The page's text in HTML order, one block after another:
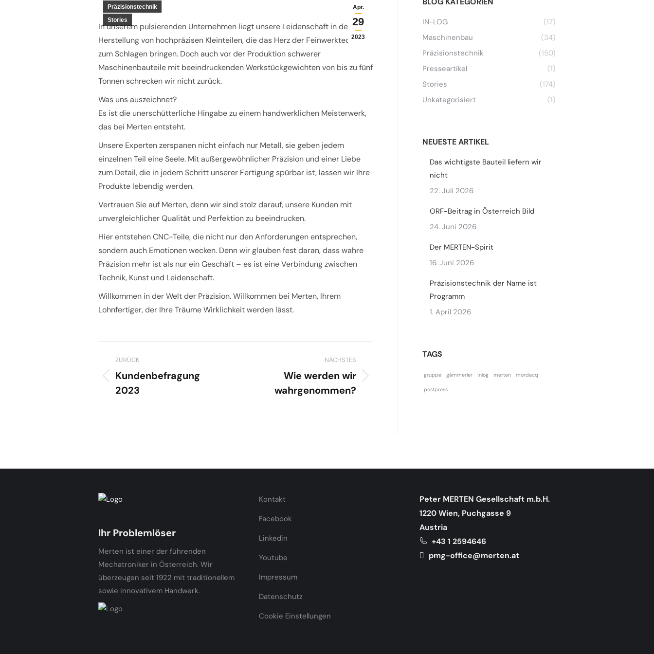
Apr.
29
2023
Präzisionstechnik
Stories
In unserem pulsierenden Unternehmen liegt unsere Leidenschaft in der
Herstellung von hochpräzisen Kleinteilen, die das Herz der Feinwerktechnik
zum Schlagen bringen. Doch auch vor der Produktion schwerer
Maschinenbauteile mit beeindruckenden Werkstückgewichten von bis zu fünf
Tonnen schrecken wir nicht zurück.
Was uns auszeichnet?
Es ist die unerschütterliche Hingabe zu einem handwerklichen Meisterwerk,
das bei Merten entsteht.
Unsere Experten zerspanen nicht einfach nur Metall, sie geben jedem
einzelnen Teil eine Seele. Mit außergewöhnlicher Präzision und einer Liebe
zum Detail, die in jedem Schritt unserer Fertigung spürbar ist, lassen wir Ihre
Produkte lebendig werden.
Vertrauen Sie auf Merten, denn wir sind stolz darauf, unsere Kunden mit
unvergleichlicher Qualität und Perfektion zu beeindrucken.
Hier entstehen CNC-Teile, die nicht nur den Anforderungen entsprechen,
sondern auch Emotionen wecken. Denn wir glauben fest daran, dass wahre
Präzision mehr ist als nur ein Geschäft – es ist eine Verbindung zwischen
Technik, Kunst und Leidenschaft.
Willkommen in der Welt der Präzision. Willkommen bei Merten, Ihrem
Lohnfertiger, der Ihre Träume Wirklichkeit werden lässt.
Kommentarnavigation
ZURÜCK
Vorheriger
Beitrag:
Kundenbefragung
2023
NÄCHSTES
Beitrag:
Wie werden wir
wahrgenommen?
IN-LOG
(17)
Maschinenbau
(34)
Präzisionstechnik
(150)
Presseartikel
(1)
Stories
(174)
Unkategorisiert
(1)
NEUESTE ARTIKEL
Das wichtigste Bauteil liefern wir
nicht
22. Juli 2026
ORF-Beitrag in Österreich Bild
24. Juni 2026
Der MERTEN-Spirit
16. Juni 2026
Präzisionstechnik der Name ist
Programm
1. April 2026
TAGS
gruppe gämmerler inlog merten mordacq
postpress
Ihr Problemlöser
Merten ist einer der führenden
Mechatroniker in Österreich. Wir
überzeugen seit 1922 mit traditionellem
sowie innovativem Handwerk.
Kontakt
Facebook
Linkedin
Youtube
Impressum
Datenschutz
Cookie Einstellungen
Peter MERTEN Gesellschaft m.b.H.
1220 Wien, Puchgasse 9
Austria
+43 1 2594646
pmg-office@merten.at